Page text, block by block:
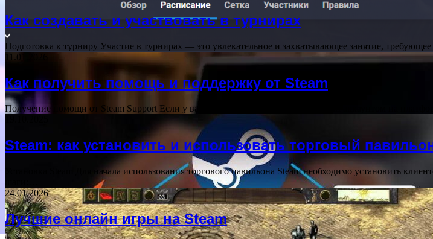
Как создавать и участвовать в турнирах
Подготовка к турниру Участие в турнирах — это увлекательное и захватывающее занятие,
11.01.2026
Как получить помощь и поддержку от Steam
Получение помощи от Steam Support Если у вас возникли проблемы с игрой или аккаунтом на
Steam: как установить и использовать торговый
Установка Steam Для начала использования торгового павильона Steam необходимо установить
24.01.2026
Лучшие онлайн игры на Steam